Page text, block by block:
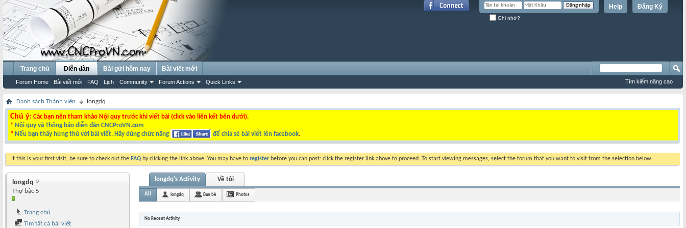
Đăng Ký
Help
Ghi nhớ?
Trang chủ Diễn đàn
Forum Home Bài viết mới FAQ Lịch Community Forum Actions Quick Links
Bài gửi hôm nay Bài viết mới
Tìm kiếm nâng cao
Danh sách Thành viên longdq
Chú ý: Các bạn nên tham khảo Nội quy trước khi viết bài (click vào liên kết bên dưới).
* Nội quy và Thông báo diễn đàn CNCProVN.com
* Nếu bạn thấy hứng thú với bài viết. Hãy dùng chức năng để chia sẻ bài viết lên facebook.
If this is your first visit, be sure to check out the FAQ by clicking the link above. You may have to register before you can post: click the register link above to proceed. To start viewing messages, select the forum that you want to visit from the selection below.
longdq
Thợ bậc 5
Trang chủ
Tìm tất cả bài viết
longdq's Activity Về tôi
All longdq Bạn bè Photos
No Recent Activity